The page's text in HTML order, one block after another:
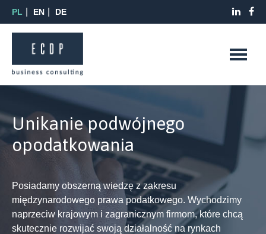
PL EN DE
Unikanie podwójnego
opodatkowania
Posiadamy obszerną wiedzę z zakresu
międzynarodowego prawa podatkowego. Wychodzimy
naprzeciw krajowym i zagranicznym firmom, które chcą
skutecznie rozwijać swoją działalność na rynkach